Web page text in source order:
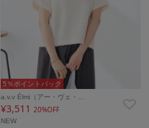
5％ポイントバック
a.v.v Élmi（アー・ヴェ・…
¥3,511 20%OFF
NEW